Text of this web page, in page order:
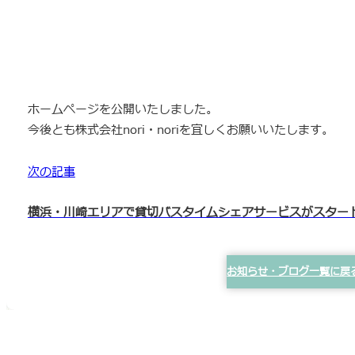
ホームページを公開いたしました。
今後とも株式会社nori・noriを宜しくお願いいたします。
次の記事
横浜・川崎エリアで貸切バスタイムシェアサービスがスター
お知らせ・ブログ一覧に戻